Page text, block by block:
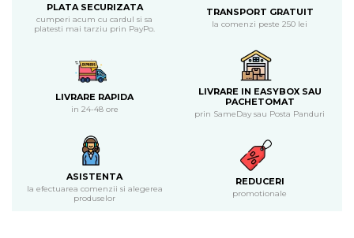
Guma de mestecat bio
Jeleuri bio
Fructe, nuci, alune si seminte
Nuci si alune bio
Seminte bio pentru germinat
Ingrediente patiserie bio
Budinca bio
PLATA SECURIZATA
cumperi acum cu cardul si sa
platesti mai tarziu prin PayPo.
TRANSPORT GRATUIT
la comenzi peste 250 lei
LIVRARE RAPIDA
in 24-48 ore
LIVRARE IN EASYBOX SAU
PACHETOMAT
prin SameDay sau Posta Panduri
ASISTENTA
la efectuarea comenzii si alegerea
produselor
REDUCERI
promotionale